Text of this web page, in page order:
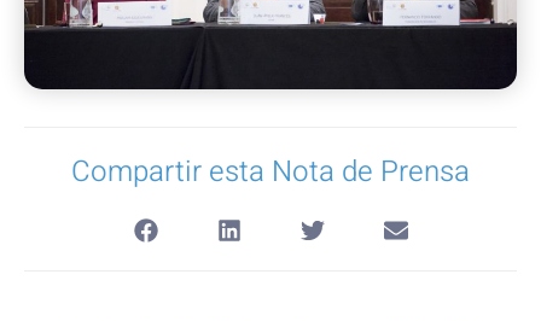
Compartir esta Nota de Prensa